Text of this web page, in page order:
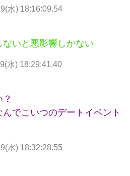
水) 18:16:09.54
いと悪影響しかない
水) 18:29:41.40
でこいつのデートイベント
水) 18:32:28.55